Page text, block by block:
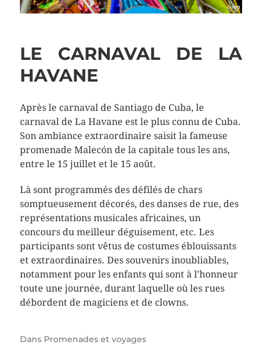
LE CARNAVAL DE LA
HAVANE
Après le carnaval de Santiago de Cuba, le
carnaval de La Havane est le plus connu de Cuba.
Son ambiance extraordinaire saisit la fameuse
promenade Malecón de la capitale tous les ans,
entre le 15 juillet et le 15 août.
Là sont programmés des défilés de chars
somptueusement décorés, des danses de rue, des
représentations musicales africaines, un
concours du meilleur déguisement, etc. Les
participants sont vêtus de costumes éblouissants
et extraordinaires. Des souvenirs inoubliables,
notamment pour les enfants qui sont à l’honneur
toute une journée, durant laquelle où les rues
débordent de magiciens et de clowns.
Dans Promenades et voyages